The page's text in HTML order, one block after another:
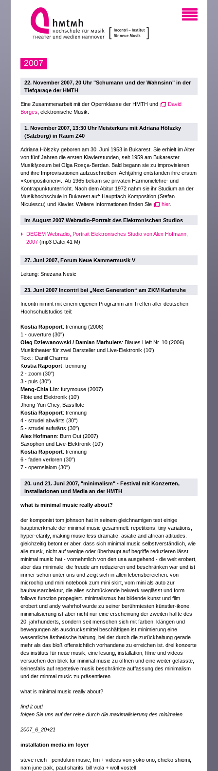
2007
22. November 2007, 20 Uhr "Schumann und der Wahnsinn" in der
Tiefgarage der HMTH
Eine Zusammenarbeit mit der Opernklasse der HMTH und
David
Borges , elektronische Musik.
1. November 2007, 13:30 Uhr Meisterkurs mit Adriana Hölszky
(Salzburg) in Raum Z40
Adriana Hölszky geboren am 30. Juni 1953 in Bukarest. Sie erhielt im Alter
von fünf Jahren die ersten Klavierstunden, seit 1959 am Bukarester
Musiklyzeum bei Olga Rosça-Berdan. Bald begann sie zu improvisieren
und ihre Improvisationen aufzuschreiben: Achtjährig entstanden ihre ersten
»Kompositionen«.. Ab 1965 bekam sie privaten Harmonielehre- und
Kontrapunktunterricht. Nach dem Abitur 1972 nahm sie ihr Studium an der
Musikhochschule in Bukarest auf: Hauptfach Komposition (Stefan
Niculescu) und Klavier. Weitere Informationen finden Sie
hier.
im August 2007 Webradio-Portrait des Elektronischen Studios
DEGEM Webradio, Portrait Elektronisches Studio von Alex Hofmann,
2007 (mp3 Datei,41 M)
27. Juni 2007, Forum Neue Kammermusik V
Leitung: Snezana Nesic
23. Juni 2007 Incontri bei „Next Generation“ am ZKM Karlsruhe
Incontri nimmt mit einem eigenen Programm am Treffen aller deutschen
Hochschulstudios teil:
Kostia Rapoport: trennung (2006)
1 - ouverture (30'')
Oleg Dziewanowski / Damian Marhulets: Blaues Heft Nr. 10 (2006)
Musiktheater für zwei Darsteller und Live-Elektronik (10')
Text : Daniil Charms
Kostia Rapoport: trennung
2 - zoom (30'')
3 - puls (30'')
Meng-Chia Lin: furymouse (2007)
Flöte und Elektronik (10')
Jhong-Yun Chey, Bassflöte
Kostia Rapoport: trennung
4 - strudel abwärts (30'')
5 - strudel aufwärts (30'')
Alex Hofmann: Burn Out (2007)
Saxophon und Live-Elektronik (10')
Kostia Rapoport: trennung
6 - faden verloren (30'')
7 - opernslalom (30'')
20. und 21. Juni 2007, "minimalism" - Festival mit Konzerten,
Installationen und Media an der HMTH
what is minimal music really about?
der komponist tom johnson hat in seinem gleichnamigen text einige
hauptmerkmale der minimal music gesammelt: repetitions, tiny variations,
hyper-clarity, making music less dramatic, asiatic and african attitudes.
gleichzeitig betont er aber, dass sich minimal music selbstverständlich, wie
alle musk, nicht auf wenige oder überhaupt auf begriffe reduzieren lässt.
minimal music hat - vornehmlich von den usa ausgehend - die welt erobert,
aber das minimale, die freude am reduzieren und beschränken war und ist
immer schon unter uns und zeigt sich in allen lebensbereichen: von
microchip und mini notebook zum mini skirt, vom mini als auto zur
bauhausarcitektur, die alles schmückende beiwerk weglässt und form
follows function propagiert. minimalismus hat bildende kunst und film
erobert und andy wahrhol wurde zu seiner berühmtesten künstler-ikone.
minimalisierung ist aber nicht nur eine erscheinung der zweiten hälfte des
20. jahrhunderts, sondern seit menschen sich mit farben, klängen und
bewegungen als ausdrucksmittel beschäftigen ist minimierung eine
wesentliche ästhetische haltung, bei der durch die zurückhaltung gerade
mehr als das bloß offensichtlich vorhandene zu erreichen ist. drei konzerte
des instituts für neue musik, eine lesung, installation, filme und videos
versuchen den blick für minimal music zu öffnen und eine weiter gefasste,
keinesfalls auf repetetive musik beschränkte auffassung des minimalism
und der minmal music zu präsentieren.
what is minimal music really about?
find it out!
folgen Sie uns auf der reise durch die maximalisierung des minimalen.
2007_6_20+21
installation media im foyer
steve reich - pendulum music, fim + videos von yoko ono, chieko shiomi,
nam june paik, paul sharits, bill viola + wolf vostell